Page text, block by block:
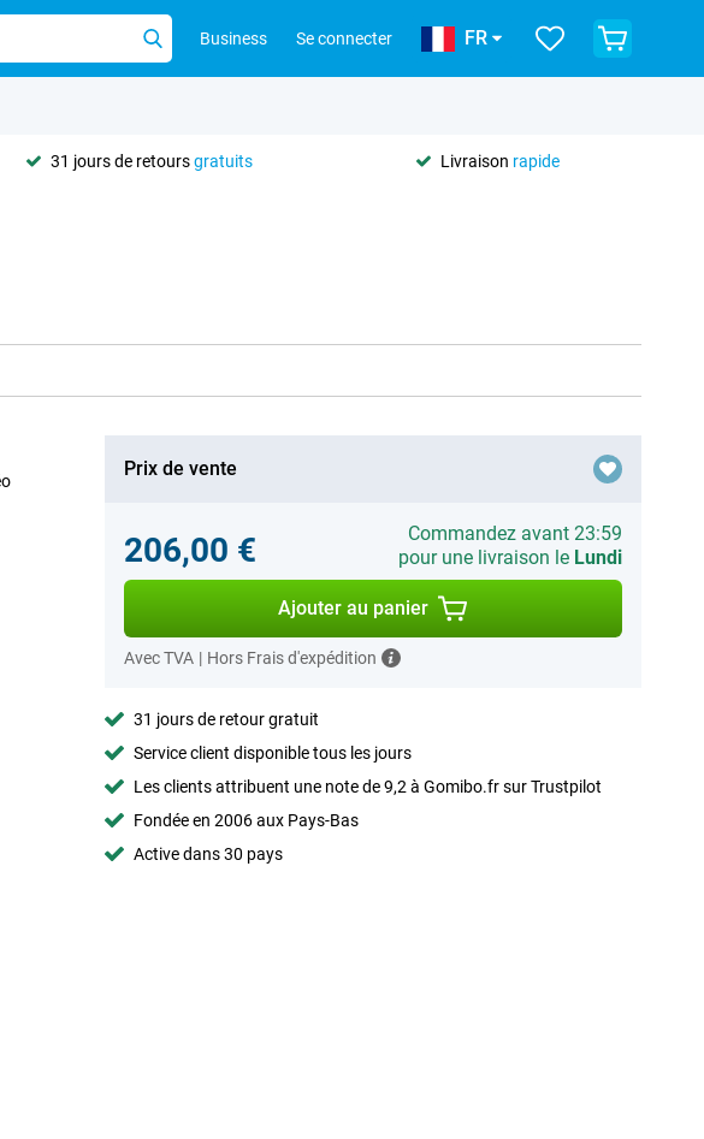
Business Se connecter FR
31 jours de retoursgratuits Livraison rapide
Prix de vente
206,00 €
Commandez avant 23:59
pour une livraison le Lundi
Ajouter au panier
Avec TVA | Hors Frais d'expédition
31 jours de retour gratuit
Service client disponible tous les jours
Les clients attribuent une note de 9,2 à Gomibo.fr sur Trustpilot
Fondée en 2006 aux Pays-Bas
Active dans 30 pays